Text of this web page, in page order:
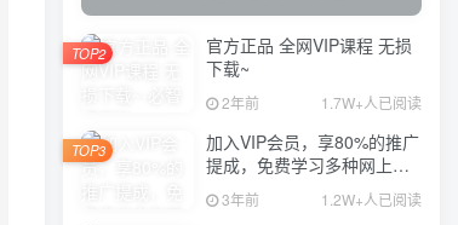
官方正品 全网VIP课程 无损
下载~
2年前 1.7W+人已阅读
TOP2
加入VIP会员，享80%的推广
提成，免费学习多种网上创
业课程，菜鸟秒变大神！
3年前 1.2W+人已阅读
TOP3